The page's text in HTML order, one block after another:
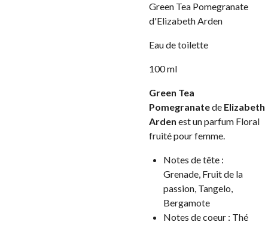
Green Tea Pomegranate
d'Elizabeth Arden
Eau de toilette
100 ml
Green Tea
Pomegranatede Elizabeth
Arden est un parfum Floral
fruité pour femme.
Notes de tête :
Grenade, Fruit de la
passion, Tangelo,
Bergamote
Notes de coeur : Thé